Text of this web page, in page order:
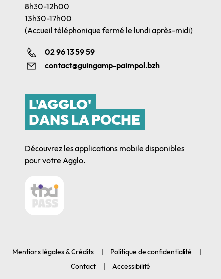
8h30-12h00
13h30-17h00
(Accueil téléphonique fermé le lundi après-midi)
02 96 13 59 59
contact@guingamp-paimpol.bzh
L'AGGLO'
DANS LA POCHE
Découvrez les applications mobile disponibles
pour votre Agglo.
Mentions légales & Crédits
Politique de confidentialité
Contact
Accessibilité